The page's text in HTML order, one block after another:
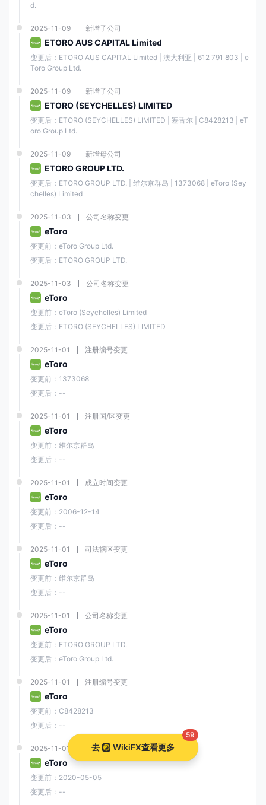
去 WikiFX查看更多
59
d.
2025-11-09 新增子公司
ETORO AUS CAPITAL Limited
变更后：ETORO AUS CAPITAL Limited | 澳大利亚 | 612 791 803 | e
Toro Group Ltd.
2025-11-09 新增子公司
ETORO (SEYCHELLES) LIMITED
变更后：ETORO (SEYCHELLES) LIMITED | 塞舌尔 | C8428213 | eT
oro Group Ltd.
2025-11-09 新增母公司
ETORO GROUP LTD.
变更后：ETORO GROUP LTD. | 维尔京群岛 | 1373068 | eToro (Sey
chelles) Limited
2025-11-03 公司名称变更
eToro
变更前：eToro Group Ltd.
变更后：ETORO GROUP LTD.
2025-11-03 公司名称变更
eToro
变更前：eToro (Seychelles) Limited
变更后：ETORO (SEYCHELLES) LIMITED
2025-11-01 注册编号变更
eToro
变更前：1373068
变更后：--
2025-11-01 注册国/区变更
eToro
变更前：维尔京群岛
变更后：--
2025-11-01 成立时间变更
eToro
变更前：2006-12-14
变更后：--
2025-11-01 司法辖区变更
eToro
变更前：维尔京群岛
变更后：--
2025-11-01 公司名称变更
eToro
变更前：ETORO GROUP LTD.
变更后：eToro Group Ltd.
2025-11-01 注册编号变更
eToro
变更前：C8428213
变更后：--
2025-11-01 成立时间变更
eToro
变更前：2020-05-05
变更后：--